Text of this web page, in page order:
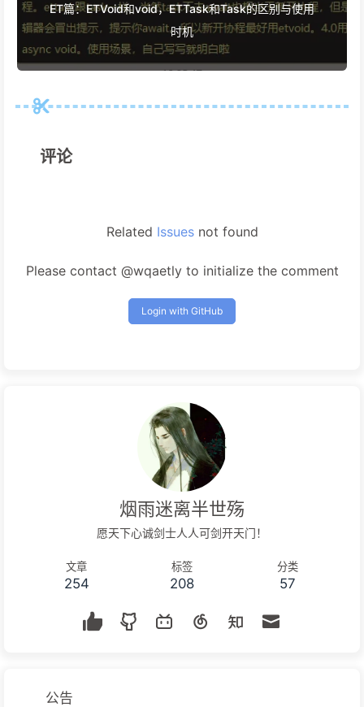
ET篇：ETVoid和void，ETTask和Task的区别与使用
时机
评论
Related Issuesnot found
Please contact @wqaetly to initialize the comment
Login with GitHub
烟雨迷离半世殇
愿天下心诚剑士人人可剑开天门！
文章
254
标签
208
分类
57
公告